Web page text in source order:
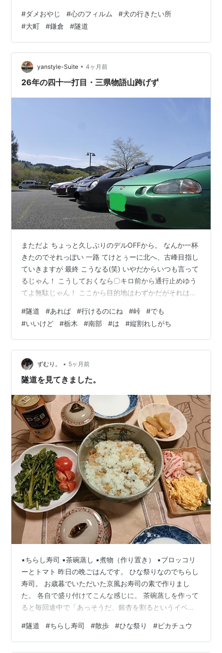
した。そのつもりはなかったのだけど、なんとなく感じ
ていた罪悪感がそうさせたのだ。ユクに引かれるまま、
山道を駆け上がっていった。この道を抜けるとどこに出
るのか、という冒険する感じがまだある。散歩するルー
トを探っている段階であるからだ。ただし、大体この方
向に行けばあそこに出るだろうというくらいの方角に…
#ダメおやじ #心のフィルム #犬の行きたい所
#大町 #鎌倉 #隧道
yanstyle-Suite • 4ヶ月前
26年の四十一打目・三県物語山跨げず
まただよ ちょっと久しぶりのデルOFFから。 なんか一杯
きたのでそれっぽい 一路 てけとぅーに北へ、古峰目指し
ていきますが 最終 こうなる(笑) いやだからいつも言って
るじゃん！ こうしておくなら〇キロ前から通行止めゆう
てよ無駄じゃん！ ここから目的地はわずかだがそれはこ
げましぇん よって企画変更左にスライド ホント あとち
ょっとなのに。 ラスト桜見れるかと思ったのですがね大
迂回かますと時間的 にその後がアウトなので涙の割愛 で
ここで1ミッションクリア ついで 近いんで知り合いの山
いったらたけのこGET！ ありがてえ からの 桐生市内へ
最…
#隧道 #あれば #行けるのにね #峠 #でも
#いいけど #栃木 #南部 #は #縦割れしがち
ずむり。 • 5ヶ月前
隧道を見てきました。
▪️ちらし寿司 ▪️茶碗蒸し ▪️煮物（作り置き） ▪️ブロッコリ
ーとトマト 昨日の晩ごはんです。 ひな祭りなのでちらし
寿司。 お歳暮でいただいた京風お寿司の素で作りまし
た。 各自で盛り付けてこんな感じに。 茶碗蒸しを作って
ると毎回途中で「あっそうだ、銀杏を割るというイベン
れると美味しいけど、割って剥いてが面倒ですよね。 あ
いにくの雨で月食は見られませんでしたが、友人とは
#隧道 #ちらし寿司 #散歩 #ひな祭り #ピカチュウ